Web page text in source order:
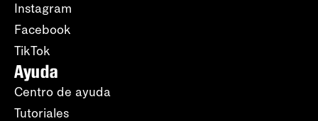
Instagram
Facebook
TikTok
Ayuda
Centro de ayuda
Tutoriales